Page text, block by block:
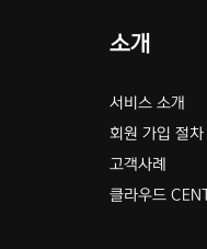
소개
서비스 소개
회원 가입 절차
고객사례
클라우드